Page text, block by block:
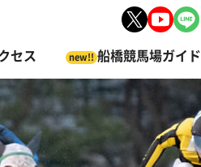
セス new!! 船橋競馬場ガイド